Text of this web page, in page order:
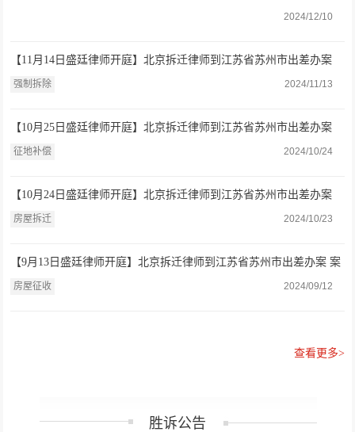
2024/12/10
【11月14日盛廷律师开庭】北京拆迁律师到江苏省苏州市出差办案
案由：强制拆除房屋或设施案
强制拆除 2024/11/13
【10月25日盛廷律师开庭】北京拆迁律师到江苏省苏州市出差办案
案由：不履行征地补偿安置法定职责和行政复议案交换证据
征地补偿 2024/10/24
【10月24日盛廷律师开庭】北京拆迁律师到江苏省苏州市出差办案
案由：房屋拆迁安置补偿案开庭质证询问
房屋拆迁 2024/10/23
【9月13日盛廷律师开庭】北京拆迁律师到江苏省苏州市出差办案 案
由：房屋征收补偿安置案开庭
房屋征收 2024/09/12
查看更多>
胜诉公告